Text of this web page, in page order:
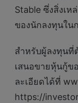
Stable ซึ่งสิ่งเ
ของนักลงทุนใน
สำหรับผู้ลงทุนที่
เสนอขายหุ้นกู้ข
ละเอียดได้ที่
https://